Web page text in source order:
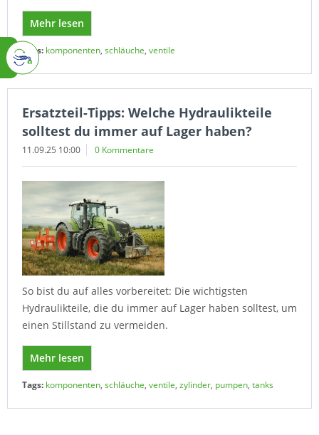
Mehr lesen
Tags: komponenten, schläuche, ventile
Ersatzteil-Tipps: Welche Hydraulikteile
solltest du immer auf Lager haben?
11.09.25 10:00 0 Kommentare
So bist du auf alles vorbereitet: Die wichtigsten
Hydraulikteile, die du immer auf Lager haben solltest, um
einen Stillstand zu vermeiden.
Mehr lesen
Tags: komponenten, schläuche, ventile, zylinder, pumpen, tanks